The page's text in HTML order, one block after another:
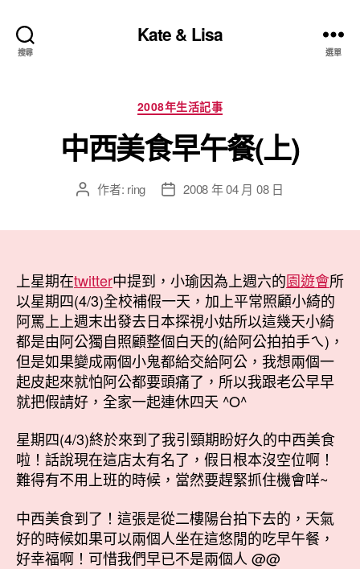
搜尋
Kate & Lisa
選單
分
類
2008年生活記事
中西美食早午餐(上)
文 作者: ring
文
期
2008 年 04 月 08 日
上星期在twitter中提到，小瑜因為上週六的園遊會所
以星期四(4/3)全校補假一天，加上平常照顧小綺的
阿罵上上週末出發去日本探視小姑所以這幾天小綺
都是由阿公獨自照顧整個白天的(給阿公拍拍手ㄟ)，
但是如果變成兩個小鬼都給交給阿公，我想兩個一
起皮起來就怕阿公都要頭痛了，所以我跟老公早早
就把假請好，全家一起連休四天 ^O^
星期四(4/3)終於來到了我引頸期盼好久的中西美食
啦！話說現在這店太有名了，假日根本沒空位啊！
難得有不用上班的時候，當然要趕緊抓住機會咩~
中西美食到了！這張是從二樓陽台拍下去的，天氣
好的時候如果可以兩個人坐在這悠閒的吃早午餐，
好幸福啊！可惜我們早已不是兩個人 @@